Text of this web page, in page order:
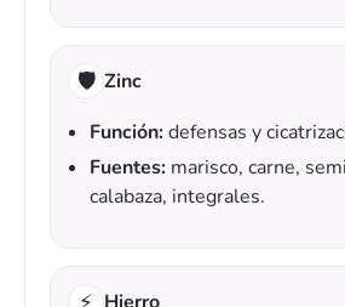
🛡️ Zinc
Función:defensas y
Fuentes:marisco, carne,
calabaza, integrales.